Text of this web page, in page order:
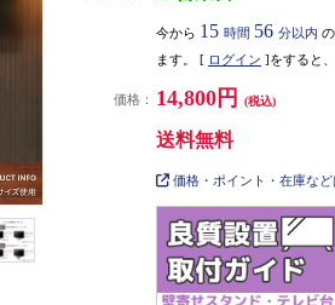
今から 15 時間 56 分以内
ます。 [ ログイン ]をすると
価格： 14,800円 (税込)
送料無料
価格・ポイント・在庫な